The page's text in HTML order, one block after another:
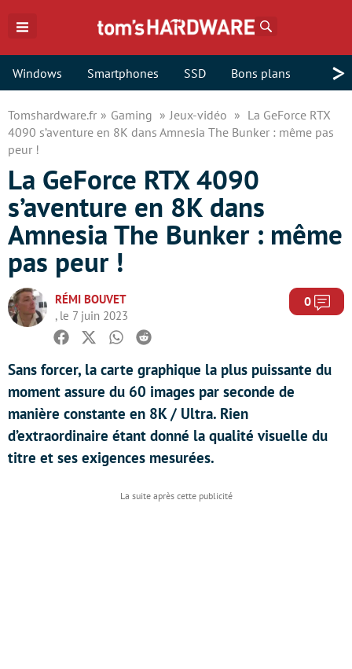
Windows Smartphones SSD Bons plans >
Tomshardware.fr Gaming Jeux-vidéo
La GeForce RTX
4090 s’aventure en 8K dans Amnesia The Bunker : même pas
peur !
La GeForce RTX 4090
s’aventure en 8K dans
Amnesia The Bunker : même
pas peur !
RÉMI BOUVET
, le 7 juin 2023
0
Facebook
TwitterWhatsapp
Reddit
Sans forcer, la carte graphique la plus puissante du
moment assure du 60 images par seconde de
manière constante en 8K / Ultra. Rien
d’extraordinaire étant donné la qualité visuelle du
titre et ses exigences mesurées.